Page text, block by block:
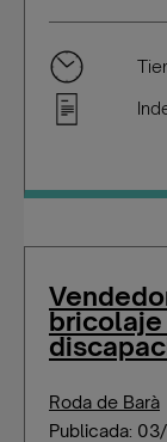
bricolaje
Roda de Barà
Publicada: